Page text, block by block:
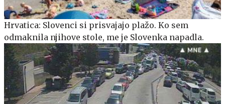
Hrvatica: Slovenci si prisvajajo plažo. Ko sem
odmaknila njihove stole, me je Slovenka napadla.